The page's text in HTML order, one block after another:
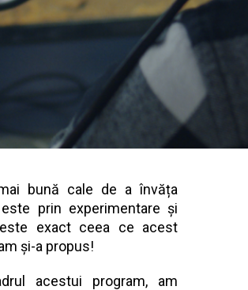
bună cale de a învăța
prin experimentare și
exact ceea ce acest
și-a propus!
acestui program, am